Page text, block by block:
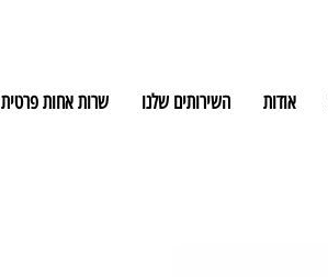
אודות השירותים שלנו שרות אחות פרטית